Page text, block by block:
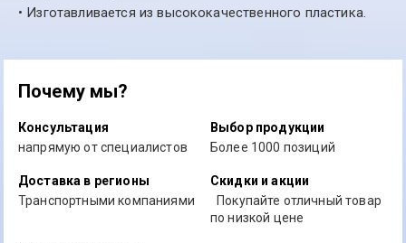
• Изготавливается из высококачественного пластика.
Почему мы?
Консультация
напрямую от специалистов
Выбор продукции
Более 1000 позиций
Доставка в регионы
Транспортными компаниями
Скидки и акции
Покупайте отличный товар
по низкой цене